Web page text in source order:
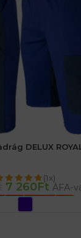
DELUX
(1x)
7 260Ft ÁFA-
VÁLASZTÁSA